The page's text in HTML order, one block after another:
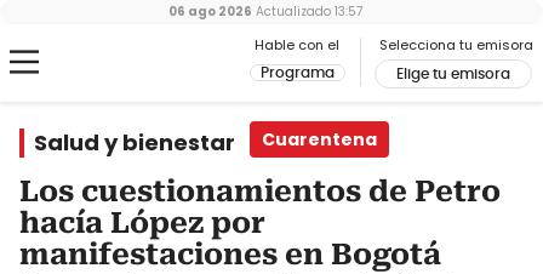
Hable con el
Programa
Selecciona tu emisora
Elige tu emisora
06 ago 2026 Actualizado 13:57
Salud y bienestar Cuarentena
Los cuestionamientos de Petro
hacía López por
manifestaciones en Bogotá